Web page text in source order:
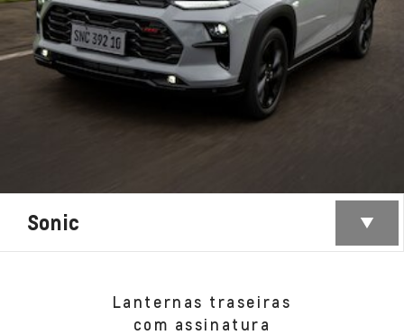
Sonic
Lanternas traseiras
com assinatura